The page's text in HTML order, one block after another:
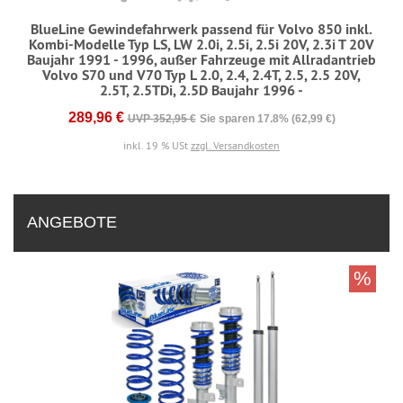
BlueLine Gewindefahrwerk passend für Volvo 850 inkl.
Kombi-Modelle Typ LS, LW 2.0i, 2.5i, 2.5i 20V, 2.3i T 20V
Baujahr 1991 - 1996, außer Fahrzeuge mit Allradantrieb
Volvo S70 und V70 Typ L 2.0, 2.4, 2.4T, 2.5, 2.5 20V,
2.5T, 2.5TDi, 2.5D Baujahr 1996 -
289,96 € UVP 352,95 € Sie sparen 17.8% (62,99 €)
inkl. 19 % USt zzgl. Versandkosten
ANGEBOTE
%